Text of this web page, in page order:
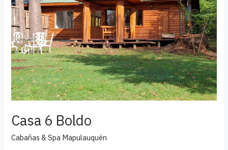
Casa 6 Boldo
Cabañas & Spa Mapulauquén